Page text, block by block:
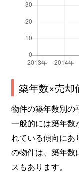
築年数×売却
物件の築年数別の
一般的には築年数
れている傾向にあ
の物件は、築年数
スもあります。